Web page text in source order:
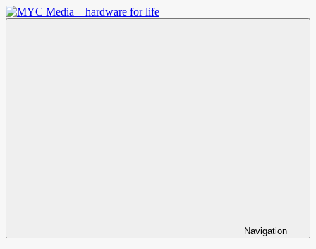
Zum
Inhalt
Navigation